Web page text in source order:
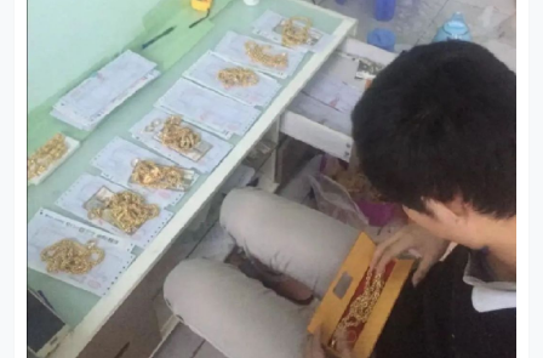
链子，一定有市场。